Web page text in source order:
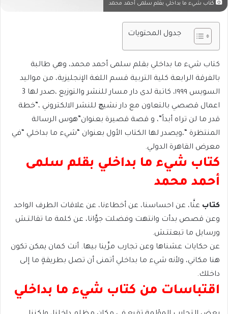
كتاب شيء ما بداخلي بقلم سلمى أحمد محمد
جدول المحتويات
كتاب شيء ما بداخلي بقلم سلمى أحمد محمد، وهي طالبة
بالفرقة الرابعة كلية التربية قسم اللغة الإنجليزية، من مواليد
السويس ١٩٩٩، كاتبة لدى دار مسار للنشر والتوزيع ،صدر لها 3
اعمال قصصي بالتعاون مع دار نشيچ للنشر الالكتروني ،”خطة
قدر ما لن تراه أبداً”، و قصة قصيرة بعنوان”هوس الرسالة
المنتظرة “،ويصدر لها الكتاب الأول بعنوان “شيء ما بداخلي “في
معرض القاهرة الدولي.
كتاب شيء ما بداخلي بقلم سلمى
أحمد محمد
كتاب عنَّا، عن احساسنا، عن أخطاءنا، عن علاقات الطرف الواحد
وعن قصص بدأت وانتهت وفضلت جوَّانا، عن كلمة ما تقالتـش
ورسايل ما تبعتتـش.
عن حكايات عشناها وعن تجارب مرِّينا بيها. أنت كمان يمكن تكون
هنا مكاني، ولأنه شيء ما بداخلي أتمنى أن تصل بطريقةٍ ما إلى
داخلك.
اقتباسات من كتاب شيء ما بداخلي